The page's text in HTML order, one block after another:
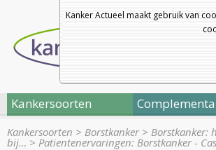
Kanker Actueel maakt gebruik van
Kankersoorten
Kankersoorten > Borstkanker> Borstkanker:
bij… > Patientenervaringen: Borstkanker -